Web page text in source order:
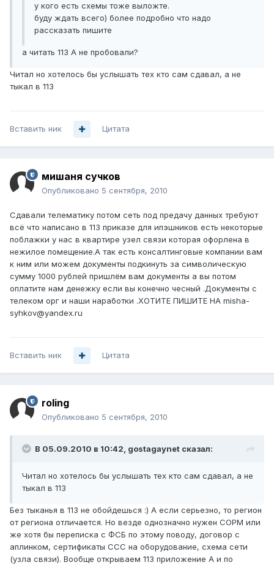
у кого есть схемы тоже выложте.
буду ждать всего) более подробно что надо
рассказать пишите
а читать 113 А не пробовали?
Читал но хотелось бы услышать тех кто сам сдавал, а не
тыкал в 113
Вставить ник Цитата
мишаня сучков
Опубликовано 5 сентября, 2010
Сдавали телематику потом сеть под предачу данных требуют
всё что написано в 113 приказе для ипэшников есть некоторые
поблажки у нас в квартире узел связи которая офорлена в
нежилое помещение.А так есть консалтинговые компании вам
к ним или можем документы подкинуть за символическую
сумму 1000 рублей пришлём вам документы а вы потом
оплатите нам денежку если вы конечно чесный .Документы с
телеком орг и наши наработки .ХОТИТЕ ПИШИТЕ НА misha-
syhkov@yandex.ru
Вставить ник Цитата
roling
Опубликовано 5 сентября, 2010
В 05.09.2010 в 10:42, gostagaynet сказал:
Читал но хотелось бы услышать тех кто сам сдавал, а не
тыкал в 113
Без тыканья в 113 не обойдешься :) А если серьезно, то регион
от региона отличается. Но везде однозначно нужен СОРМ или
же хотя бы переписка с ФСБ по этому поводу, договор с
аплинком, сертификаты ССС на оборудование, схема сети
(узла связи). Вообще открываем 113 приложение А и по